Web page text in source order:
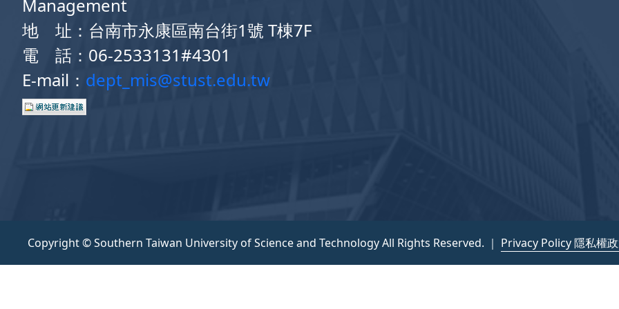
Management
地 址：台南市永康區南台街1號 T棟7F
電 話：06-2533131#4301
E-mail： dept_mis@stust.edu.tw
Copyright © Southern Taiwan University of Science and Technology All Rights Reserved. ｜ Privacy Policy 隱私權